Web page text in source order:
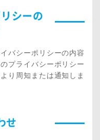
シーの
バシーポリシーの内容
プライバシーポリシー
り周知または通知しま
せ